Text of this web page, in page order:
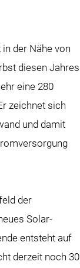
der Nähe von
diesen Jahres
eine 280
zeichnet sich
und damit
der
Solar-
entsteht auf
derzeit noch 30